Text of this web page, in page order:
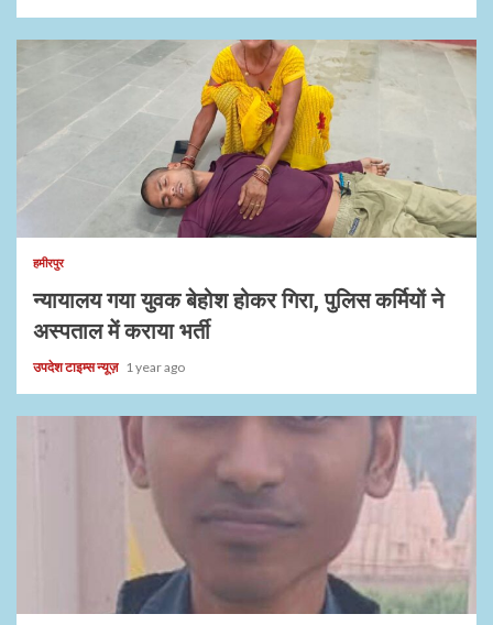
हमीरपुर
न्यायालय गया युवक बेहोश होकर गिरा, पुलिस कर्मियों ने
अस्पताल में कराया भर्ती
उपदेश टाइम्स न्यूज़ 1 year ago